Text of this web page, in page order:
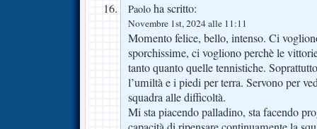
Paolo ha scritto:
Novembre 1st, 2024 alle 11:11
Momento felice, bello, intenso. Ci
sporchissime, ci vogliono perchè le
tanto quanto quelle tennistiche.
l’umiltà e i piedi per terra. Servono per
squadra alle difficoltà.
Mi sta piacendo palladino, sta facendo